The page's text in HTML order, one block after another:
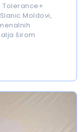
Moldovi,
širom